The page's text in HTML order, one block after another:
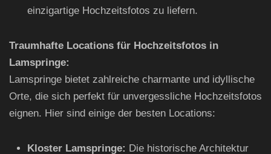
einzigartige Hochzeitsfotos zu liefern.
Traumhafte Locations für Hochzeitsfotos in
Lamspringe:
Lamspringe bietet zahlreiche charmante und idyllische
Orte, die sich perfekt für unvergessliche Hochzeitsfotos
eignen. Hier sind einige der besten Locations:
Kloster Lamspringe: Die historische Architektur